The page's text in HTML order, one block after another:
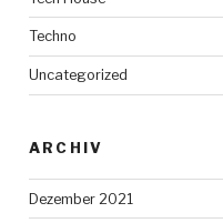
Techno
Uncategorized
ARCHIV
Dezember 2021